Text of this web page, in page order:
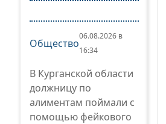
Общество
06.08.2026 в
16:34
В Курганской области
должницу по
алиментам поймали с
помощью фейкового